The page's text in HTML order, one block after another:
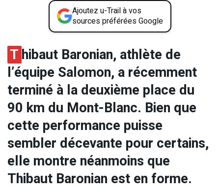
Ajoutez u-Trail à vos
sources préférées Google
T hibaut Baronian, athlète de
l’équipe Salomon, a récemment
terminé à la deuxième place du
90 km du Mont-Blanc. Bien que
cette performance puisse
sembler décevante pour certains,
elle montre néanmoins que
Thibaut Baronian est en forme.